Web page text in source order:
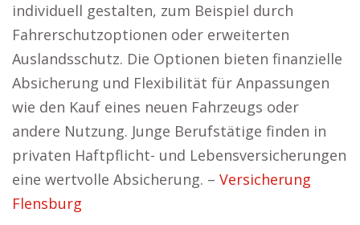
individuell gestalten, zum Beispiel durch
Fahrerschutzoptionen oder erweiterten
Auslandsschutz. Die Optionen bieten finanzielle
Absicherung und Flexibilität für Anpassungen
wie den Kauf eines neuen Fahrzeugs oder
andere Nutzung. Junge Berufstätige finden in
privaten Haftpflicht- und Lebensversicherungen
eine wertvolle Absicherung. – Versicherung
Flensburg